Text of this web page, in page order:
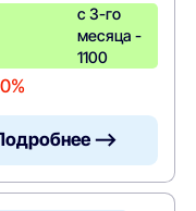
с 3-го
месяца -
1100
—>